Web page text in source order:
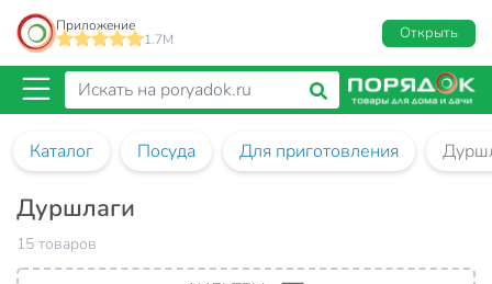
Приложение
1.7M
Открыть
Каталог Посуда Для приготовления
Дуршлаги
15 товаров